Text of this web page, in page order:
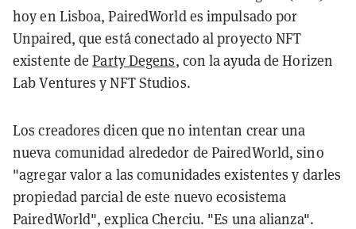
hoy en Lisboa, PairedWorld es impulsado por
Unpaired, que está conectado al proyecto NFT
existente deParty Degens, con la ayuda de Horizen
Lab Ventures y NFT Studios.
Los creadores dicen que no intentan crear una
nueva comunidad alrededor de PairedWorld, sino
"agregar valor a las comunidades existentes y darles
propiedad parcial de este nuevo ecosistema
PairedWorld", explica Cherciu. "Es una alianza".